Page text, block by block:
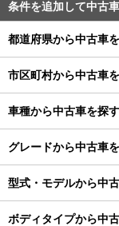
条件を追加して中古
都道府県から中古車
市区町村から中古車
車種から中古車を探す
グレードから中古車
型式・モデルから中
ボディタイプから中